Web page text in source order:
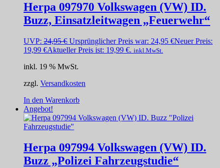
Herpa 097970 Volkswagen (VW) ID.
Buzz, Einsatzleitwagen „Feuerwehr“
UVP: 24,95€ Ursprünglicher Preis war: 24,95 €Neuer Preis:
19,99 €Aktueller Preis ist: 19,99 €. inkl.MwSt.
inkl. 19 % MwSt.
zzgl. Versandkosten
In den Warenkorb
Angebot!
Herpa 097994 Volkswagen (VW) ID.
Buzz „Polizei Fahrzeugstudie“